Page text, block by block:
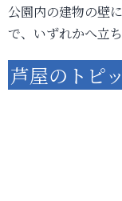
公園内の建物の壁
で、いずれかへ立ち
芦屋のトピ